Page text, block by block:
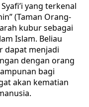
yang terkenal
(Taman Orang-
kubur sebagai
Islam. Beliau
dapat menjadi
dengan orang
bagi
akan kematian